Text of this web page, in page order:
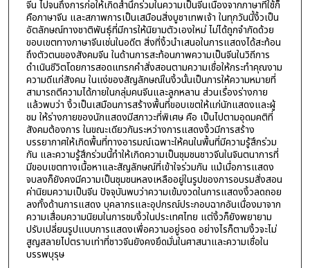
จีน ไปจนถึงการก่อให้เกิดสำนึกร่วมในความเป็นจีนเนื่องจากภาษาที่ใช้ก็
คือภาษาจีน และสภาพการเป็นเสมือนสิ่งบูชาเทพเจ้า ในทุกวันนี้งิ้วเป็น
อัตลักษณ์ทางชาติพันธุ์ที่มีการให้นิยามตัวเองใหม่ ไม่ได้ถูกจำกัดด้วย
ขอบเขตทางภาษาจีนเช่นในอดีต สิ่งที่งิ้วนำเสนอในการแสดงได้สะท้อน
ถึงตัวตนของสังคมจีน ในด้านการสะท้อนภาพความเป็นจีนในวิถีการ
ดำเนินชีวิตโดยการสอดแทรกคำสั่งสอนตามความเชื่อให้กระทำคุณงาม
ความดีแก่สังคม ในแง่ของสัญลักษณ์ในงิ้วนั้นเป็นการให้ความหมายที่
สามารถตีความได้ภายในกลุ่มคนจีนและลูกหลาน ส่วนเรื่องร่างกาย
แล้วพบว่า งิ้วเป็นเสมือนการสร้างพื้นที่ขอบเขตให้แก่นักแสดงและผู้
ชม ให้ร่างกายของนักแสดงมีสภาวะที่พิเศษ คือ เป็นไปตามอุดมคติที่
สังคมต้องการ ในขณะเดียวกันระหว่างการแสดงงิ้วมีการสร้าง
บรรยากาศให้เกิดพื้นที่ทางอารมณ์เฉพาะให้คนในพื้นที่มีความรู้สึกร่วม
กัน และความรู้สึกร่วมนี้ทำให้เกิดความเป็นชุมชนชาวจีนในจินตนาการที่
มีขอบเขตทางเนื้อหาและสัญลักษณ์ที่เข้าใจร่วมกัน แม้เมื่อการแสดง
จบลงก็ยังคงมีความเป็นชุมชนหลงเหลืออยู่ในรูปของการอบรมสั่งสอน
ค่านิยมความเป็นจีน ปัจจุบันพบว่าความเข้มงวดในการแสดงงิ้วลดถอย
ลงทั้งด้านการแสดง บุคลากรและอุปกรณ์ประกอบฉากอันเนื่องมาจาก
ความเสื่อมความนิยมในการชมงิ้วในประเทศไทย แต่งิ้วก็ยังพยายาม
ปรับเปลี่ยนรูปแบบการแสดงเพื่อความอยู่รอด อย่างไรก็ตามงิ้วจะไม่
สูญสลายไปตราบเท่าที่ชาวจีนยังคงยึดมั่นในศาสนาและความเชื่อใน
บรรพบุรุษ